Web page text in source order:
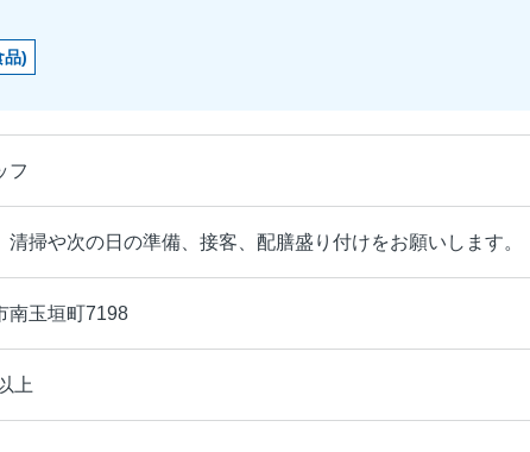
品)
フ
清掃や次の日の準備、接客、配膳盛り付けをお願いします。
南玉垣町7198
上